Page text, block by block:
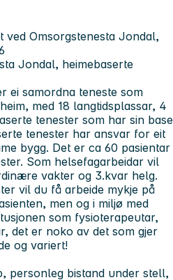
ved Omsorgstenesta Jondal,
Jondal, heimebaserte
ei samordna teneste som
med 18 langtidsplassar, 4
tenester som har sin base
tenester har ansvar for eit
bygg. Det er ca 60 pasientar
Som helsefagarbeidar vil
vakter og 3.kvar helg.
vil du få arbeide mykje på
men og i miljø med
som fysioterapeutar,
det er noko av det som gjer
og variert!
personleg bistand under stell,